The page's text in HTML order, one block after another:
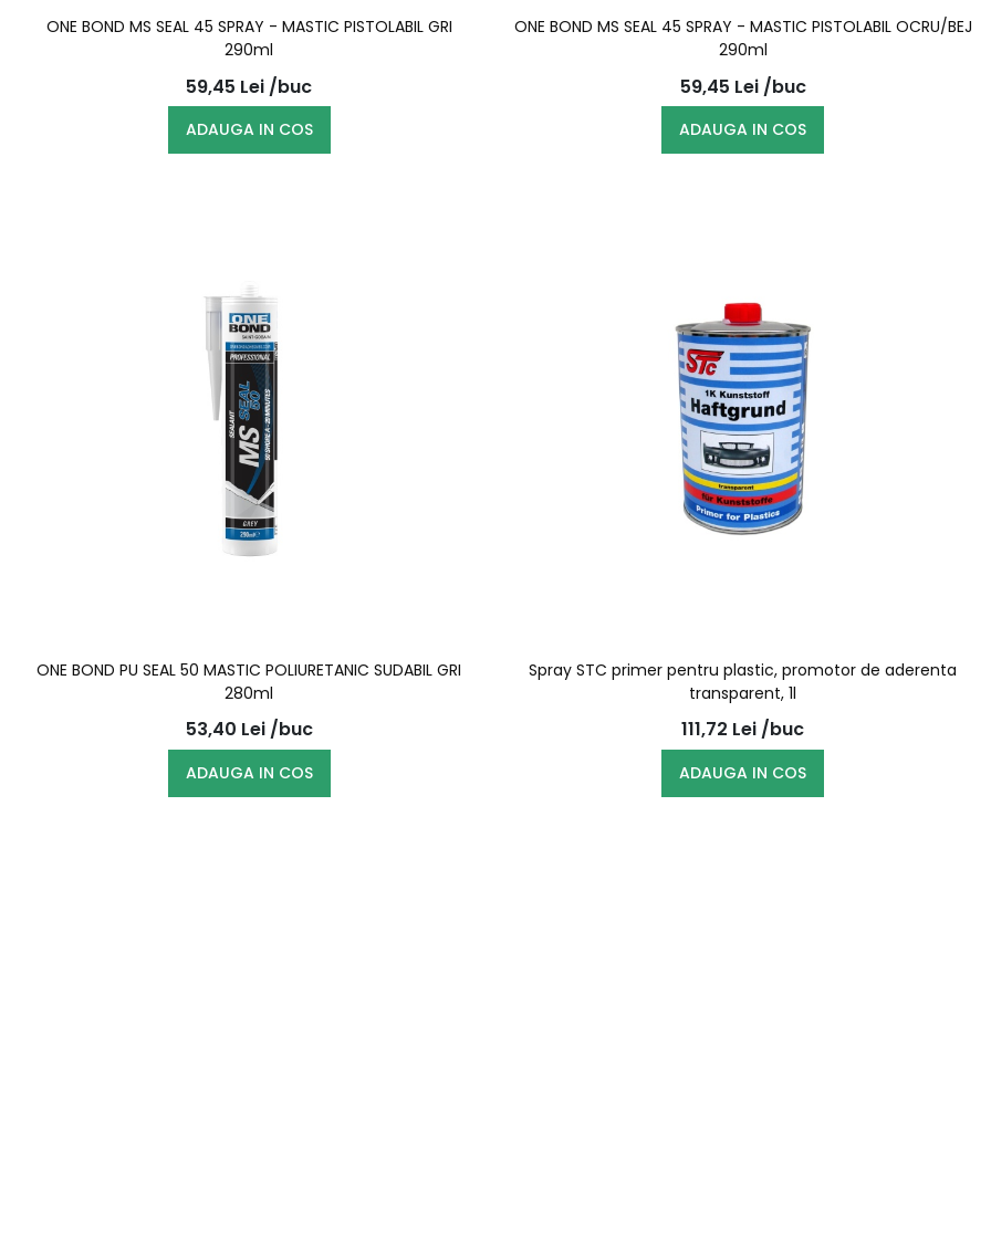
ONE BOND MS SEAL 45 SPRAY - MASTIC PISTOLABIL GRI
290ml
59,45 Lei /buc
ADAUGA IN COS
ONE BOND MS SEAL 45 SPRAY - MASTIC PISTOLABIL OCRU/BEJ
290ml
59,45 Lei /buc
ADAUGA IN COS
ONE BOND PU SEAL 50 MASTIC POLIURETANIC SUDABIL GRI
280ml
53,40 Lei /buc
ADAUGA IN COS
Spray STC primer pentru plastic, promotor de aderenta
transparent, 1l
111,72 Lei /buc
ADAUGA IN COS